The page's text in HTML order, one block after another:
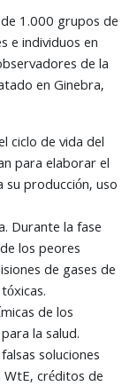
1.000 grupos de
e individuos en
de la
en Ginebra,
ciclo de vida del
para elaborar el
producción, uso
Durante la fase
los peores
de gases de
de los
la salud.
soluciones
créditos de